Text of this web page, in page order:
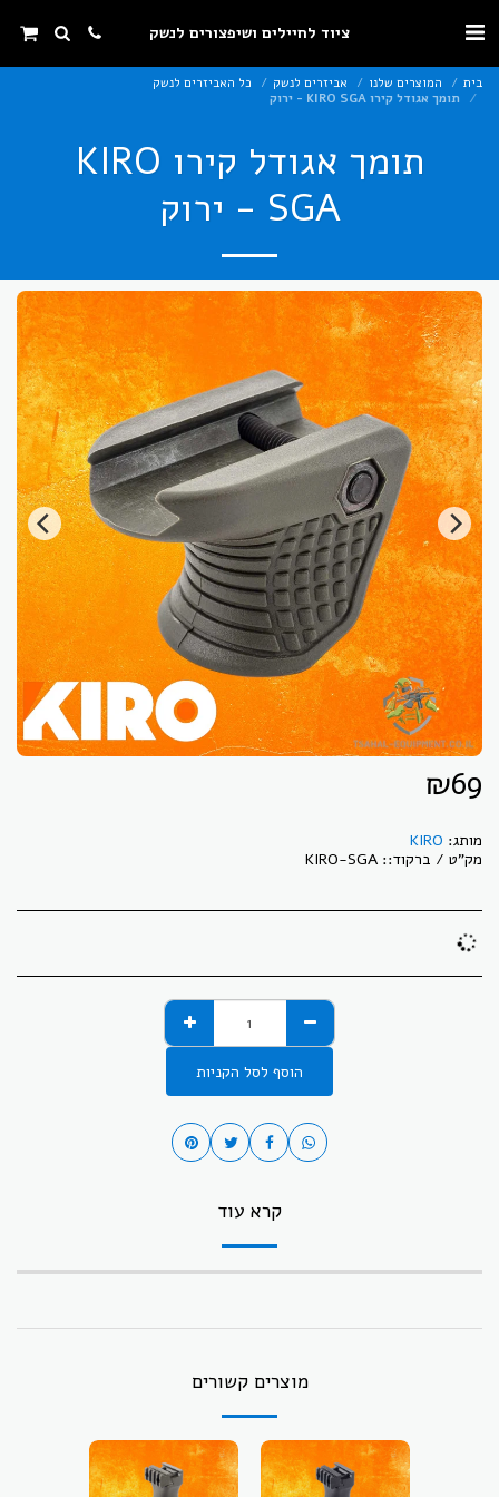
ציוד לחיילים ושיפצורים לנשק
בית המוצרים שלנו אביזרים לנשק
כל האביזרים לנשק
תומך אגודל קירו KIRO SGA - ירוק
תומך אגודל קירו KIRO
SGA - ירוק
₪69
מותג: KIRO
מק"ט / ברקוד:: KIRO-SGA
הוסף לסל הקניות
קרא עוד
מוצרים קשורים